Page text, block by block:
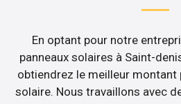
En optant pour notre
panneaux solaires à Saint-
obtiendrez le meilleur
solaire. Nous travaillons avec